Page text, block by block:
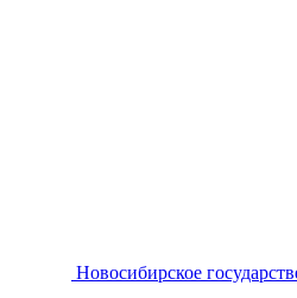
Новосибирское